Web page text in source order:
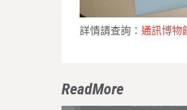
詳情請查詢： 通訊博物
ReadMore